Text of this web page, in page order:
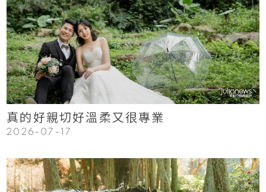
Read More
真的好親切好溫柔又很專業
2026-07-17